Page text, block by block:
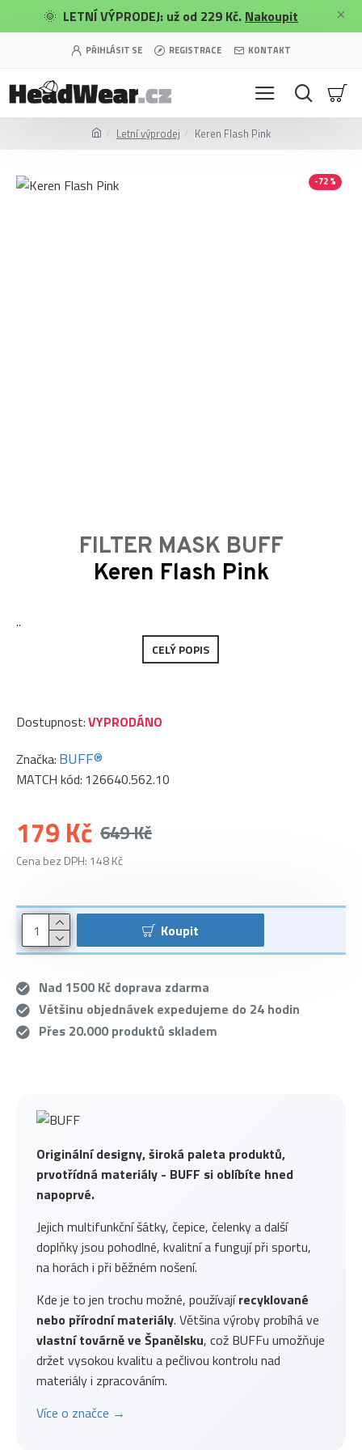
🌞 LETNÍ VÝPRODEJ: už od 229 Kč. Nakoupit
PŘIHLÁSIT SE REGISTRACE KONTAKT
Letní výprodej Keren Flash Pink
-72 %
FILTER MASK BUFF
Keren Flash Pink
..
CELÝ POPIS
179 Kč 649 Kč
Cena bez DPH: 148 Kč
Dostupnost:VYPRODÁNO
Značka: BUFF®
MATCH kód: 126640.562.10
Koupit
Nad 1500 Kč doprava zdarma
Většinu objednávek expedujeme do 24 hodin
Přes 20.000 produktů skladem
Originální designy, široká paleta produktů,
prvotřídná materiály - BUFF si oblíbíte hned
napoprvé.
Jejich multifunkční šátky, čepice, čelenky a další
doplňky jsou pohodlné, kvalitní a fungují při sportu,
na horách i při běžném nošení.
Kde je to jen trochu možné, používajírecyklované
nebo přírodní materiály. Většina výroby probíhá ve
vlastní továrně ve Španělsku, což BUFFu umožňuje
držet vysokou kvalitu a pečlivou kontrolu nad
materiály i zpracováním.
Více o značce →